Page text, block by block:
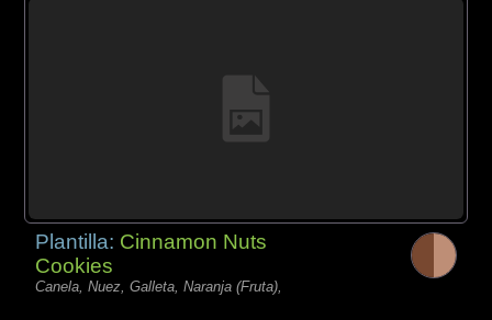
Plantilla: Cinnamon Nuts
Cookies
Canela, Nuez, Galleta, Naranja (Fruta),